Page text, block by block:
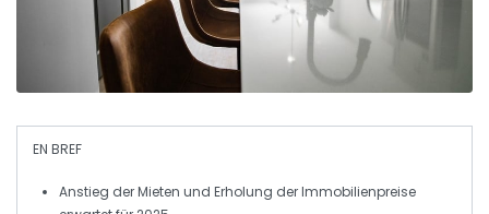
EN BREF
Anstieg derMieten und Erholung derImmobilienpreise